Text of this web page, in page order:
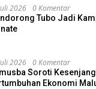
2026 0 Komentar
Tubo Jadi
2026 0 Komentar
Soroti
Ekonomi